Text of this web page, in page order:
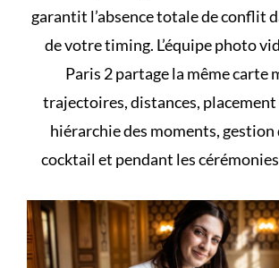
garantit l’absence totale de conflit
de votre timing. L’équipe photo
Paris 2 partage la même carte
trajectoires, distances, placement
hiérarchie des moments, gestion
cocktail et pendant les